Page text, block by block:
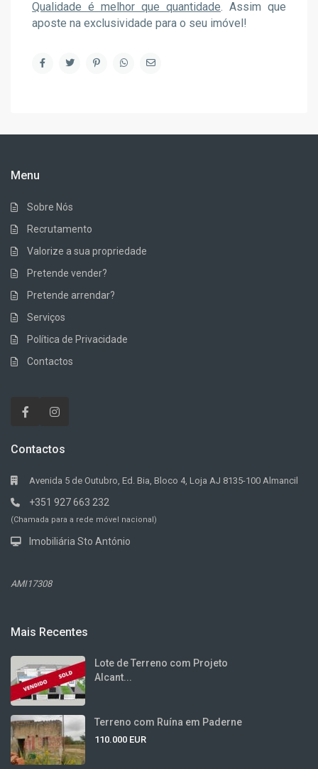
Qualidade é melhor que quantidade. Assim que
aposte na exclusividade para o seu imóvel!
Menu
Sobre Nós
Recrutamento
Valorize a sua propriedade
Pretende vender?
Pretende arrendar?
Serviços
Política de Privacidade
Contactos
Contactos
Avenida 5 de Outubro, Ed. Bia, Bloco 4, Loja AJ 8135-100 Almancil
+351 927 663 232
(Chamada para a rede móvel nacional)
Imobiliária Sto António
AMI17308
Mais Recentes
Lote de Terreno com Projeto
Alcant...
Terreno com Ruína em Paderne
110.000 EUR